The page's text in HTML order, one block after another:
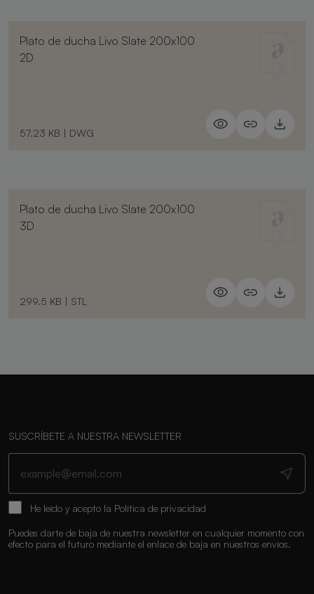
Plato de ducha Livo Slate 200x100
2D
57.23 KB | DWG
Plato de ducha Livo Slate 200x100
3D
299.5 KB | STL
SUSCRÍBETE A NUESTRA NEWSLETTER
He leído y acepto la Política de privacidad
Puedes darte de baja de nuestra newsletter en cualquier momento con
efecto para el futuro mediante el enlace de baja en nuestros envíos.